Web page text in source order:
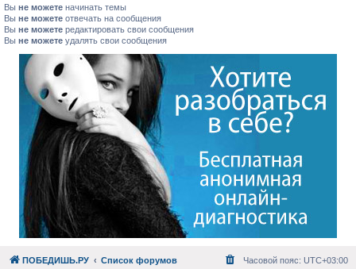
Вы не можете начинать темы
Вы не можете отвечать на сообщения
Вы не можете редактировать свои сообщения
Вы не можете удалять свои сообщения
ПОБЕДИШЬ.РУ Список форумов Часовой пояс: UTC+03:00